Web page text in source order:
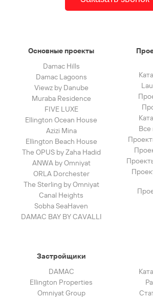
Основные проекты
Damac Hills
Damac Lagoons
Viewz by Danube
Muraba Residence
FIVE LUXE
Ellington Ocean House
Azizi Mina
Ellington Beach House
The OPUS by Zaha Hadid
ANWA by Omniyat
ORLA Dorchester
The Sterling by Omniyat
Canal Heights
Sobha SeaHaven
DAMAC BAY BY CAVALLI
Все
Застройщики
DAMAC
Ellington Properties
Omniyat Group